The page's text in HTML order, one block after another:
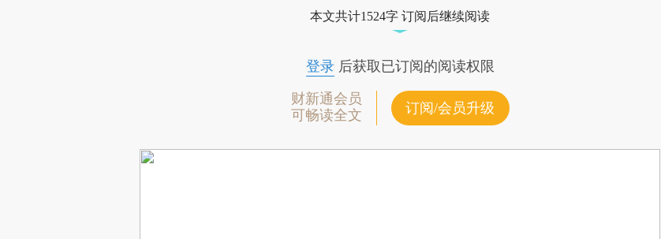
本文共计1524字 订阅后继续阅读
登录后获取已订阅的阅读权限
财新通会员
可畅读全文
订阅/会员升级